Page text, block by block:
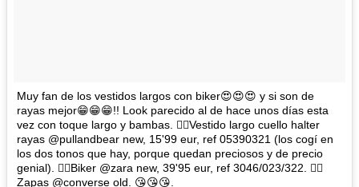
Muy fan de los vestidos largos con biker😍😍😍 y si son de
rayas mejor😁😁😁!! Look parecido al de hace unos días esta
vez con toque largo y bambas. 👉🏼Vestido largo cuello halter
rayas @pullandbear new, 15'99 eur, ref 05390321 (los cogí en
los dos tonos que hay, porque quedan preciosos y de precio
genial). 👉🏼Biker @zara new, 39'95 eur, ref 3046/023/322. 👉🏼
Zapas @converse old. 😘😘😘.